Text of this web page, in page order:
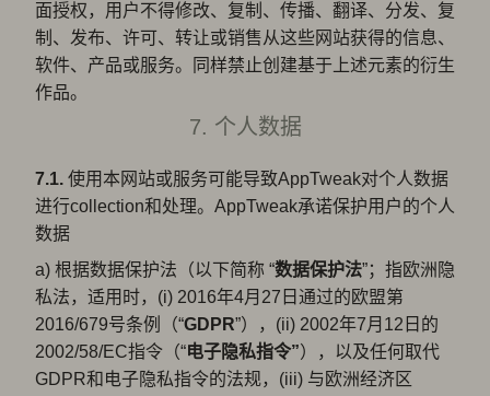
面授权，用户不得修改、复制、传播、翻译、分发、复
制、发布、许可、转让或销售从这些网站获得的信息、
软件、产品或服务。同样禁止创建基于上述元素的衍生
作品。
7. 个人数据
7.1. 使用本网站或服务可能导致AppTweak对个人数据
进行collection和处理。AppTweak承诺保护用户的个人
数据
a) 根据数据保护法（以下简称 “数据保护法”；指欧洲隐
私法，适用时，(i) 2016年4月27日通过的欧盟第
2016/679号条例（“GDPR”），(ii) 2002年7月12日的
2002/58/EC指令（“电子隐私指令”），以及任何取代
GDPR和电子隐私指令的法规，(iii) 与欧洲经济区